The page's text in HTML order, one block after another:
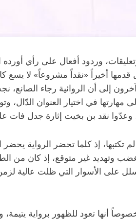
وردود أفعال على رأي
أخيراً «نقداً مشروعاً» لا يسع
إلى أن الروائية رجاء
مهارتها في اختيار العنوان
وعدّوا نقد بن بخيت إثارة جدل فات
وتهديد غير متوقع، إذ كان من
على الأسوار التي ظلت عالية
تعود للظهور برواية